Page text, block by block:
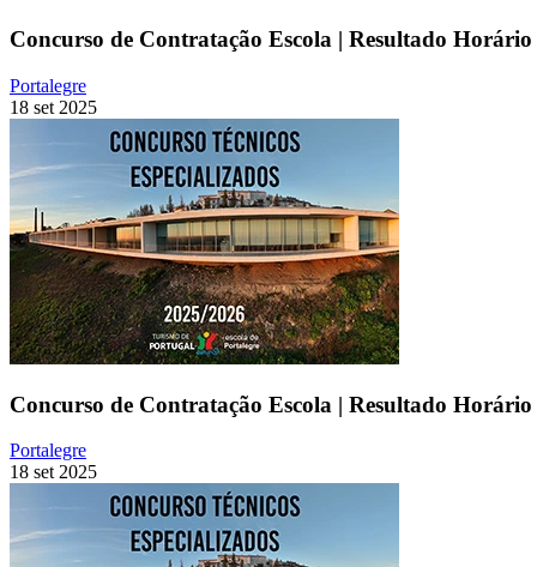
Concurso de Contratação Escola | Resultado Horário
Portalegre
18 set 2025
Concurso de Contratação Escola | Resultado Horário
Portalegre
18 set 2025